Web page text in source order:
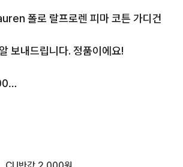
폴로 랄프로렌 피마 코튼 가디건
보내드립니다. 정품이에요!
총장:66)